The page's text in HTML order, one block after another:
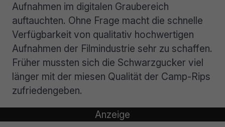
Aufnahmen im digitalen Graubereich
auftauchten. Ohne Frage macht die schnelle
Verfügbarkeit von qualitativ hochwertigen
Aufnahmen der Filmindustrie sehr zu schaffen.
Früher mussten sich die Schwarzgucker viel
länger mit der miesen Qualität der Camp-Rips
zufriedengeben.